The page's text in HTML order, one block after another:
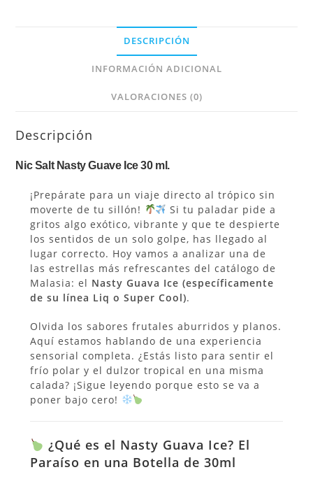
DESCRIPCIÓN
INFORMACIÓN ADICIONAL
VALORACIONES (0)
Descripción
Nic Salt Nasty Guave Ice 30 ml.
¡Prepárate para un viaje directo al trópico sin
moverte de tu sillón!
Si tu paladar pide a
gritos algo exótico, vibrante y que te despierte
los sentidos de un solo golpe, has llegado al
lugar correcto. Hoy vamos a analizar una de
las estrellas más refrescantes del catálogo de
Malasia: el Nasty Guava Ice (específicamente
de su línea Liq o Super Cool).
Olvida los sabores frutales aburridos y planos.
Aquí estamos hablando de una experiencia
sensorial completa. ¿Estás listo para sentir el
frío polar y el dulzor tropical en una misma
calada? ¡Sigue leyendo porque esto se va a
poner bajo cero!
¿Qué es el Nasty Guava Ice? El
Paraíso en una Botella de 30ml